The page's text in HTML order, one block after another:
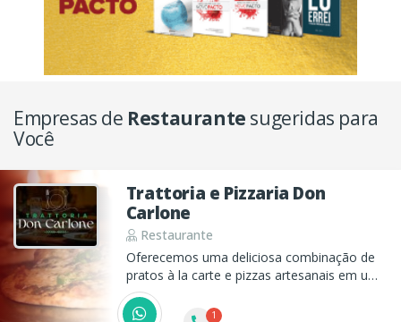
Empresas de Restaurante sugeridas para
Você
Trattoria e Pizzaria Don
Carlone
Restaurante
Oferecemos uma deliciosa combinação de
pratos à la carte e pizzas artesanais em um
ambiente acolhedor e ingredientes frescos.
Venha nos conhecer ou peça através de
1